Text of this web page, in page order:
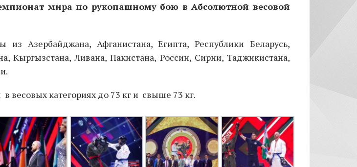
мира по рукопашному бою в Абсолютной весовой
Азербайджана, Афганистана, Египта, Республики Беларусь,
Кыргызстана, Ливана, Пакистана, России, Сирии, Таджикистана,
в весовых категориях до 73 кг и свыше 73 кг.